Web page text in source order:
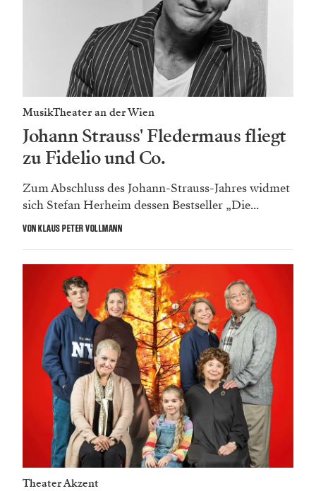
MusikTheater an der Wien
Johann Strauss' Fledermaus fliegt
zu Fidelio und Co.
Zum Abschluss des Johann-Strauss-Jahres widmet
sich Stefan Herheim dessen Bestseller „Die...
VON KLAUS PETER VOLLMANN
Theater Akzent